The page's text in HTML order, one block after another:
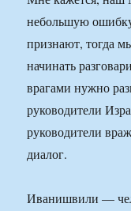
небольшую
признают, тогда
начинать
врагами нужно
руководители
руководители
диалог.
Иванишвили —